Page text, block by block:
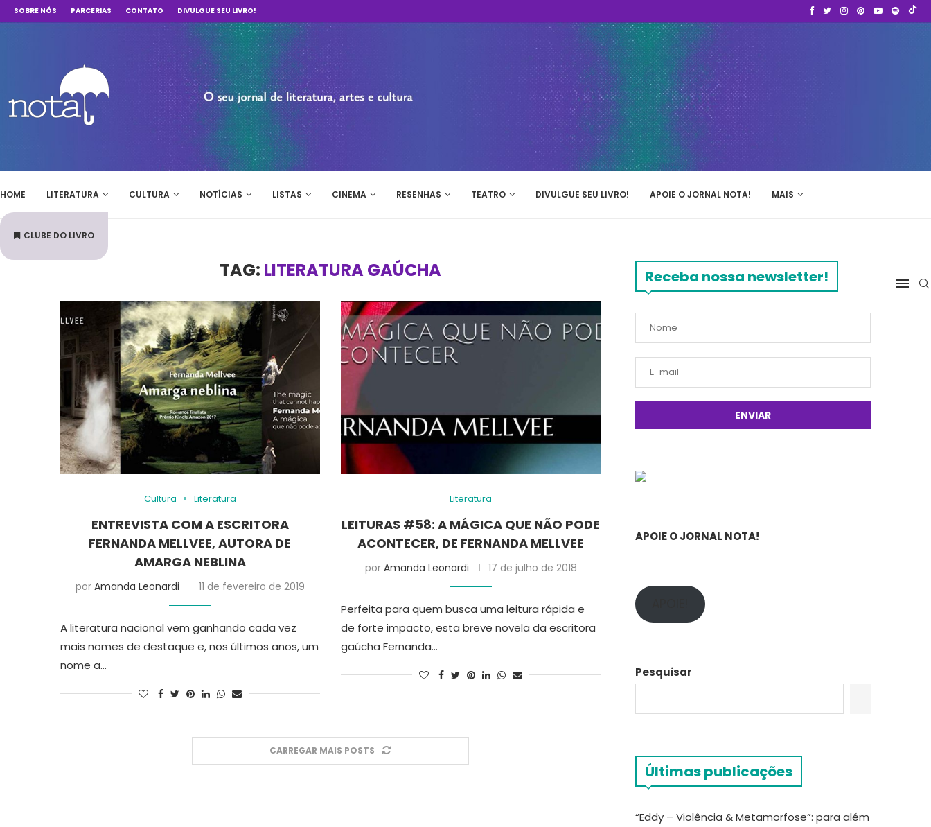
SOBRE NÓS PARCERIAS CONTATO DIVULGUE SEU LIVRO!
HOME LITERATURA CULTURA NOTÍCIAS LISTAS CINEMA RESENHAS TEATRO DIVULGUE SEU LIVRO! APOIE O JORNAL NOTA! MAIS
CLUBE DO LIVRO
TAG: LITERATURA GAÚCHA
Cultura Literatura
ENTREVISTA COM A ESCRITORA
FERNANDA MELLVEE, AUTORA DE
AMARGA NEBLINA
por Amanda Leonardi 11 de fevereiro de 2019
A literatura nacional vem ganhando cada vez
mais nomes de destaque e, nos últimos anos, um
nome a…
Literatura
LEITURAS #58: A MÁGICA QUE NÃO PODE
ACONTECER, DE FERNANDA MELLVEE
por Amanda Leonardi 17 de julho de 2018
Perfeita para quem busca uma leitura rápida e
de forte impacto, esta breve novela da escritora
gaúcha Fernanda…
CARREGAR MAIS POSTS
Receba nossa newsletter!
APOIE O JORNAL NOTA!
Pesquisar
Últimas publicações
“Eddy – Violência & Metamorfose”: para além